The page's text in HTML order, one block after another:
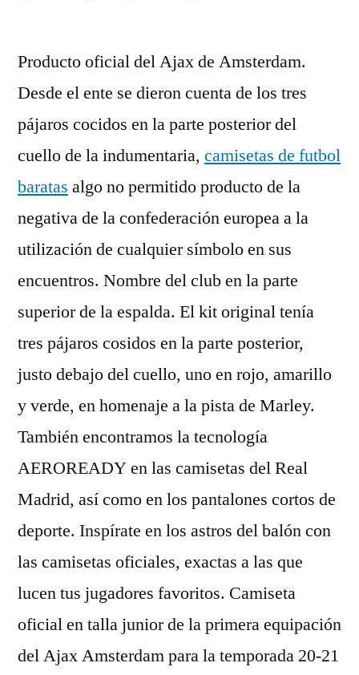
Producto oficial del Ajax de Amsterdam.
Desde el ente se dieron cuenta de los tres
pájaros cocidos en la parte posterior del
cuello de la indumentaria, camisetas de futbol
baratas algo no permitido producto de la
negativa de la confederación europea a la
utilización de cualquier símbolo en sus
encuentros. Nombre del club en la parte
superior de la espalda. El kit original tenía
tres pájaros cosidos en la parte posterior,
justo debajo del cuello, uno en rojo, amarillo
y verde, en homenaje a la pista de Marley.
También encontramos la tecnología
AEROREADY en las camisetas del Real
Madrid, así como en los pantalones cortos de
deporte. Inspírate en los astros del balón con
las camisetas oficiales, exactas a las que
lucen tus jugadores favoritos. Camiseta
oficial en talla junior de la primera equipación
del Ajax Amsterdam para la temporada 20-21